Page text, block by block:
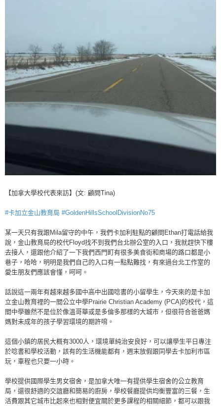
【加拿大學校代表來訪】(文: 顧問Tina)
#卡加立金山教育局 #GoldenHillsSchoolDivisionNo75
某一天只有我跟Mila留守的中午，我們卡加利駐點的顧問Ethan打電話給我
說，金山教育局的校代Floyd找不到我們台北辦公室的入口，我就趕快下樓
去接人，還跟他介紹了一下我們西門町有很多美食街和商場的路口都是小
巷子，哈哈，明明是我們自己的入口有一點點難找，有來過台北工作室的
愛生朋友們應該會懂，呵呵。
話說這一兩年有越來越多國中高中出國唸書的小留學生，今天來的是卡加
立金山教育裡的一間公立中學Prairie Christian Academy (PCA)的校代，這
間中學雖然不是位於像溫哥華或是多倫多那樣的大城市，但很符合爸爸媽
媽對未成年的孩子學習環境的期許唷。
這個小鎮的居民大概有3000人，環境單純治安良好，可以讓學生平日專注
於唸書和學校活動，該有的生活機能都有，週末放假跟同學去卡加利市區
玩，車程也只要一小時。
學校提供國際學生男女宿舍，是加拿大唯一有提供學生宿舍的公立教育
局，還很舒適的交誼廳和簡易的廚房，學校餐廳提供均衡豐富的三餐，生
活費跟其它城市比起來也相對便宜關於更多課程的相關細節，都可以跟我